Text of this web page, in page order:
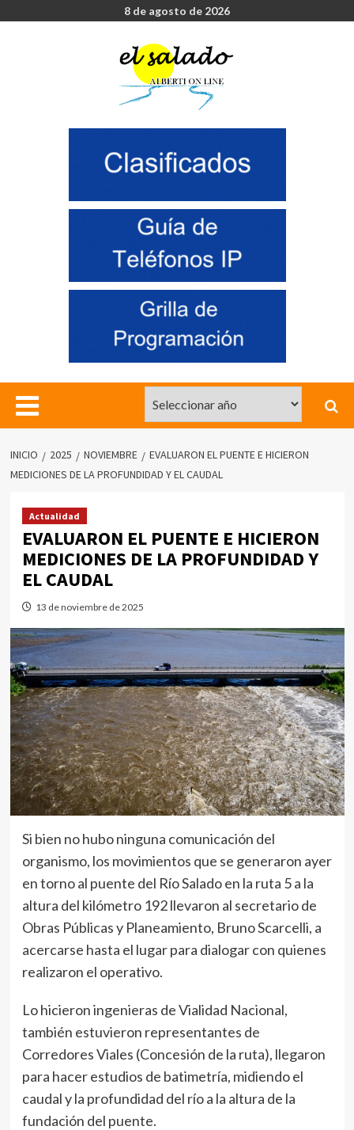
8 de agosto de 2026
INICIO 2025 NOVIEMBRE
EVALUARON EL PUENTE E HICIERON
MEDICIONES DE LA PROFUNDIDAD Y EL CAUDAL
Actualidad
EVALUARON EL PUENTE E HICIERON
MEDICIONES DE LA PROFUNDIDAD Y
EL CAUDAL
13 de noviembre de 2025
Si bien no hubo ninguna comunicación del
organismo, los movimientos que se generaron ayer
en torno al puente del Río Salado en la ruta 5 a la
altura del kilómetro 192 llevaron al secretario de
Obras Públicas y Planeamiento, Bruno Scarcelli, a
acercarse hasta el lugar para dialogar con quienes
realizaron el operativo.
Lo hicieron ingenieras de Vialidad Nacional,
también estuvieron representantes de
Corredores Viales (Concesión de la ruta), llegaron
para hacer estudios de batimetría, midiendo el
caudal y la profundidad del río a la altura de la
fundación del puente.